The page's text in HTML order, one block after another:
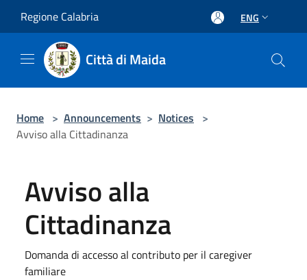
Regione Calabria ENG
Città di Maida
Home > Announcements > Notices >
Avviso alla Cittadinanza
Avviso alla
Cittadinanza
Domanda di accesso al contributo per il caregiver
familiare